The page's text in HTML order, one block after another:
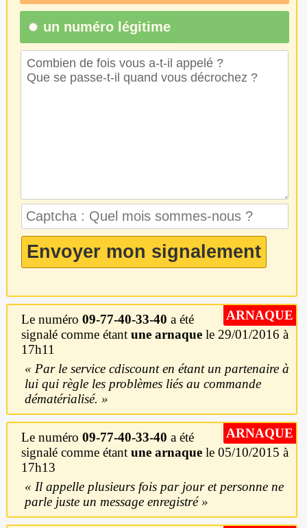
un numéro légitime
ARNAQUE
Le numéro 09-77-40-33-40 a été
signalé comme étant une arnaquele 29/01/2016 à
17h11
Par le service cdiscount en étant un partenaire à
lui qui règle les problèmes liés au commande
dématérialisé.
ARNAQUE
Le numéro 09-77-40-33-40 a été
signalé comme étant une arnaquele 05/10/2015 à
17h13
Il appelle plusieurs fois par jour et personne ne
parle juste un message enregistré